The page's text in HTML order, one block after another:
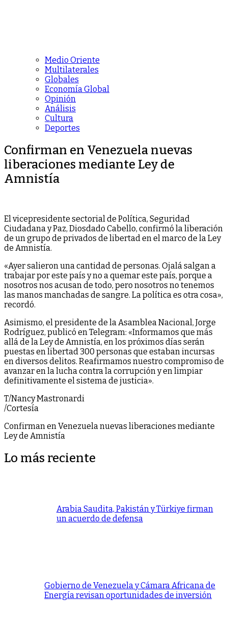
Medio Oriente
Multilaterales
Globales
Economía Global
Opinión
Análisis
Cultura
Deportes
Confirman en Venezuela nuevas
liberaciones mediante Ley de
Amnistía
El vicepresidente sectorial de Política, Seguridad
Ciudadana y Paz, Diosdado Cabello, confirmó la liberación
de un grupo de privados de libertad en el marco de la Ley
de Amnistía.
«Ayer salieron una cantidad de personas. Ojalá salgan a
trabajar por este país y no a quemar este país, porque a
nosotros nos acusan de todo, pero nosotros no tenemos
las manos manchadas de sangre. La política es otra cosa»,
recordó.
Asimismo, el presidente de la Asamblea Nacional, Jorge
Rodríguez, publicó en Telegram: «Informamos que más
allá de la Ley de Amnistía, en los próximos días serán
puestas en libertad 300 personas que estaban incursas
en diversos delitos. Reafirmamos nuestro compromiso de
avanzar en la lucha contra la corrupción y en limpiar
definitivamente el sistema de justicia».
T/Nancy Mastronardi
/Cortesía
Confirman en Venezuela nuevas liberaciones mediante
Ley de Amnistía
Lo más reciente
Arabia Saudita, Pakistán y Türkiye firman
un acuerdo de defensa
Gobierno de Venezuela y Cámara Africana de
Energía revisan oportunidades de inversión